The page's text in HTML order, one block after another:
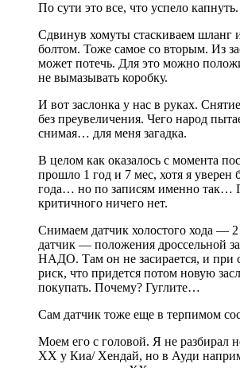
По сути это все, что успело капнуть.
Сдвинув хомуты стаскиваем шланг
болтом. Тоже самое со вторым. Из
может потечь. Для это можно
не вымазывать коробку.
И вот заслонка у нас в руках.
без преувеличения. Чего народ
снимая… для меня загадка.
В целом как оказалось с момента
прошло 1 год и 7 мес, хотя я уверен
года… но по записям именно так…
критичного ничего нет.
Снимаем датчик холостого хода —
датчик — положения дроссельной
НАДО. Там он не засирается, и при
риск, что придется потом новую
покупать. Почему? Гуглите…
Сам датчик тоже еще в терпимом
Моем его с головой. Я не разбирал
ХХ у Киа/ Хендай, но в Ауди